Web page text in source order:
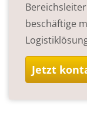
beschäftige
Jetzt